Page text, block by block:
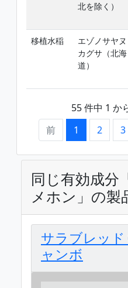
北を除く）
移植水稲
エゾノサヤヌ
カグサ（北海
道）
55 件中 1 か
前
1 2 3
同じ有効成分
メホン」の製
サラブレッド
ャンボ